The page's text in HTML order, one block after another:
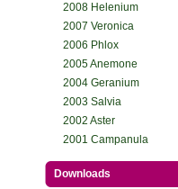
2008 Helenium
2007 Veronica
2006 Phlox
2005 Anemone
2004 Geranium
2003 Salvia
2002 Aster
2001 Campanula
Downloads